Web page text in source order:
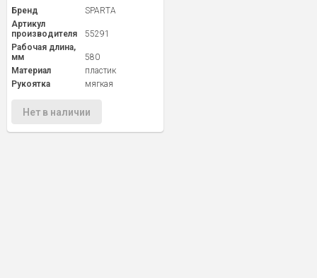
Бренд
SPARTA
Артикул
производителя
55291
Рабочая длина,
мм
580
Материал
пластик
Рукоятка
мягкая
Нет в наличии